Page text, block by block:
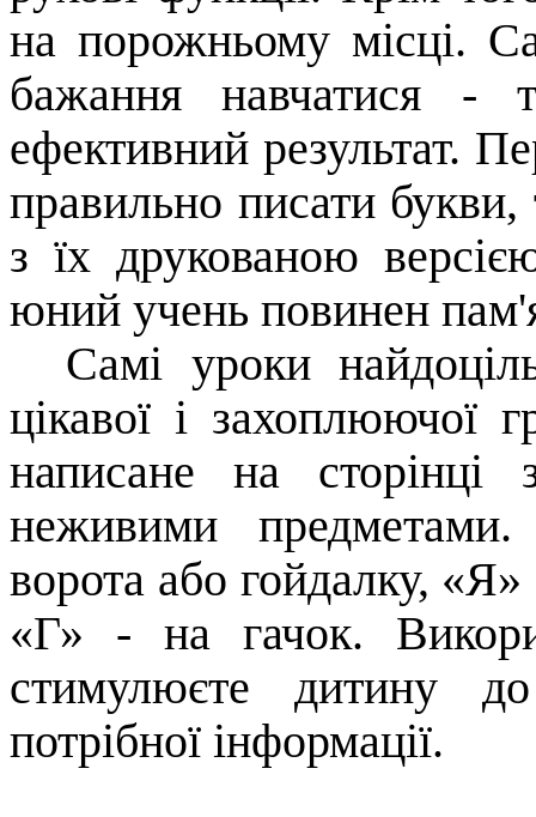
на порожньому місці.
бажання навчатися -
ефективний результат.
правильно писати
з їх друкованою
юний учень повинен
Самі уроки
цікавої і захоплюючої
написане на
неживими
ворота або гойдалку,
«Г» - на гачок.
стимулюєте дитину
потрібної інформації.